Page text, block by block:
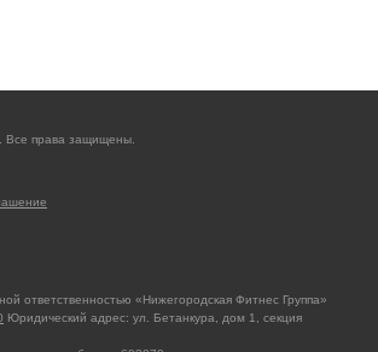
Все права защищены.
ответственностью «Нижегородская Фитнес Группа»
Юридический адрес: ул. Бетанкура, дом 1, секция